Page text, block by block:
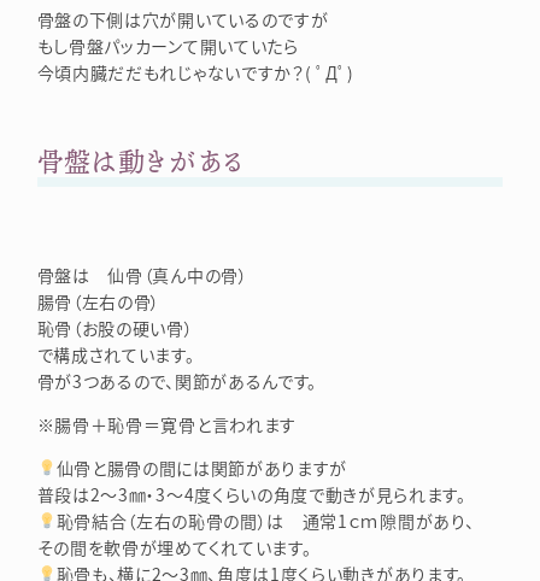
骨盤の下側は穴が開いているのですが
もし骨盤パッカーンて開いていたら
今頃内臓だだもれじゃないですか？( ﾟДﾟ)
骨盤は動きがある
骨盤は 仙骨（真ん中の骨）
腸骨（左右の骨）
恥骨（お股の硬い骨）
で構成されています。
骨が3つあるので、関節があるんです。
※腸骨＋恥骨＝寛骨と言われます
仙骨と腸骨の間には関節がありますが
普段は2～3㎜・3～4度くらいの角度で動きが見られます。
恥骨結合（左右の恥骨の間）は 通常1ｃｍ隙間があり、
その間を軟骨が埋めてくれています。
恥骨も、横に2～3㎜、角度は1度くらい動きがあります。